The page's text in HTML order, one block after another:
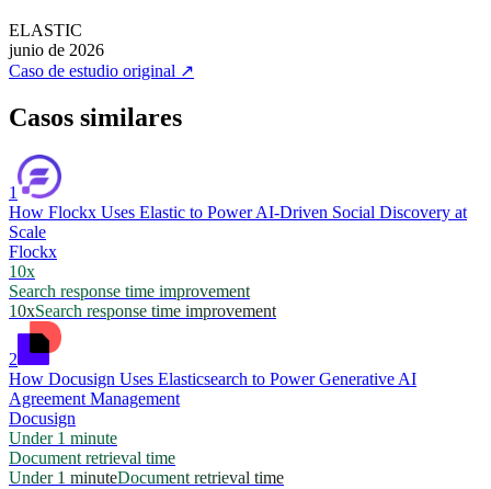
ELASTIC
junio de 2026
Caso de estudio original ↗
Casos similares
1
How Flockx Uses Elastic to Power AI-Driven Social Discovery at
Scale
Flockx
10x
Search response time improvement
10xSearch response time improvement
2
How Docusign Uses Elasticsearch to Power Generative AI
Agreement Management
Docusign
Under 1 minute
Document retrieval time
Under 1 minuteDocument retrieval time